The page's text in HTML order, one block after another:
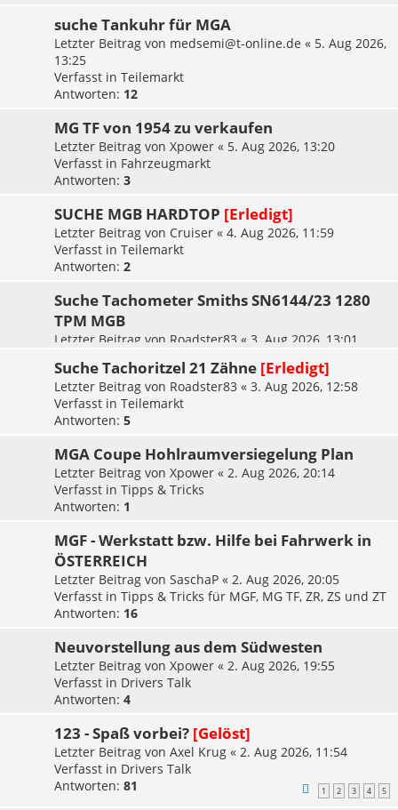
suche Tankuhr für MGA
Letzter Beitrag von medsemi@t-online.de « 5. Aug 2026,
13:25
Verfasst in Teilemarkt
Antworten: 12
MG TF von 1954 zu verkaufen
Letzter Beitrag von Xpower « 5. Aug 2026, 13:20
Verfasst in Fahrzeugmarkt
Antworten: 3
SUCHE MGB HARDTOP [Erledigt]
Letzter Beitrag von Cruiser « 4. Aug 2026, 11:59
Verfasst in Teilemarkt
Antworten: 2
Suche Tachometer Smiths SN6144/23 1280
TPM MGB
Letzter Beitrag von Roadster83 « 3. Aug 2026, 13:01
Suche Tachoritzel 21 Zähne [Erledigt]
Letzter Beitrag von Roadster83 « 3. Aug 2026, 12:58
Verfasst in Teilemarkt
Antworten: 5
MGA Coupe Hohlraumversiegelung Plan
Letzter Beitrag von Xpower « 2. Aug 2026, 20:14
Verfasst in Tipps & Tricks
Antworten: 1
MGF - Werkstatt bzw. Hilfe bei Fahrwerk in
ÖSTERREICH
Letzter Beitrag von SaschaP « 2. Aug 2026, 20:05
Verfasst in Tipps & Tricks für MGF, MG TF, ZR, ZS und ZT
Antworten: 16
Neuvorstellung aus dem Südwesten
Letzter Beitrag von Xpower « 2. Aug 2026, 19:55
Verfasst in Drivers Talk
Antworten: 4
123 - Spaß vorbei? [Gelöst]
Letzter Beitrag von Axel Krug « 2. Aug 2026, 11:54
Verfasst in Drivers Talk
Antworten: 81 1 2 3 4 5